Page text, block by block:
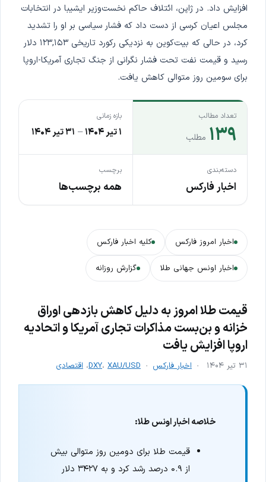
افزایش داد. در ژاپن، ائتلاف حاکم نخست‌وزیر ایشیبا در انتخابات
مجلس اعیان کرسی از دست داد که فشار سیاسی بر او را تشدید
کرد، در حالی که بیت‌کوین به نزدیکی رکورد تاریخی ۱۲۳,۱۵۳ دلار
رسید و قیمت نفت تحت فشار نگرانی از جنگ تجاری آمریکا-اروپا
برای سومین روز متوالی کاهش یافت.
تعداد مطالب
۱۳۹ مطلب
بازه زمانی
۱ تیر ۱۴۰۴ – ۳۱ تیر ۱۴۰۴
دسته‌بندی
اخبار فارکس
برچسب
همه برچسب‌ها
اخبار امروز فارکس کلیه اخبار فارکس
اخبار اونس جهانی طلا گزارش روزانه
قیمت طلا امروز به دلیل کاهش بازدهی اوراق
خزانه و بن‌بست مذاکرات تجاری آمریکا و اتحادیه
اروپا افزایش یافت
۳۱ تیر ۱۴۰۴ اخبار فارکس DXY، XAU/USD ، اقتصادی
خلاصه اخبار اونس طلا:
قیمت طلا برای دومین روز متوالی بیش
از ۰.۹ درصد رشد کرد و به ۳۴۲۷ دلار